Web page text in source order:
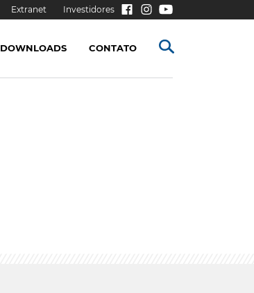
Extranet Investidores
DOWNLOADS CONTATO